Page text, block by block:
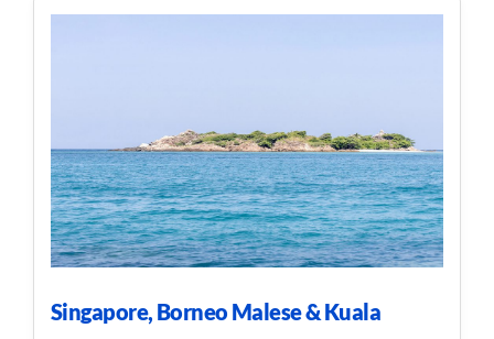
Singapore, Borneo Malese & Kuala